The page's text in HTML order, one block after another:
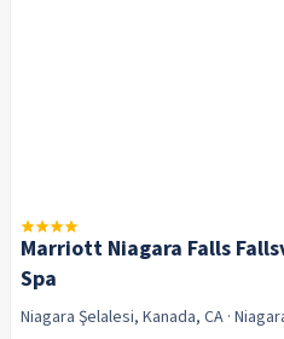
Marriott Niagara Falls
Spa
Niagara Şelalesi, Kanada, CA ·